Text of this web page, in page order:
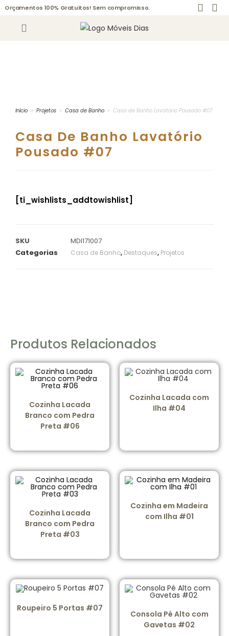
Orçamentos 100% Gratuitos! Sem compromisso.
Início > Projetos > Casa de Banho > Casa de Banho Lavatório Pousado #07
Casa De Banho Lavatório
Pousado #07
[ti_wishlists_addtowishlist]
SKU
MDI171007
Categorias
Casa de Banho, Destaques, Projetos
Produtos Relacionados
Cozinha Lacada
Branco com Pedra
Preta #06
Cozinha Lacada com
Ilha #04
Cozinha Lacada
Branco com Pedra
Preta #03
Cozinha em Madeira
com Ilha #01
Roupeiro 5 Portas #07
Consola Pé Alto com
Gavetas #02